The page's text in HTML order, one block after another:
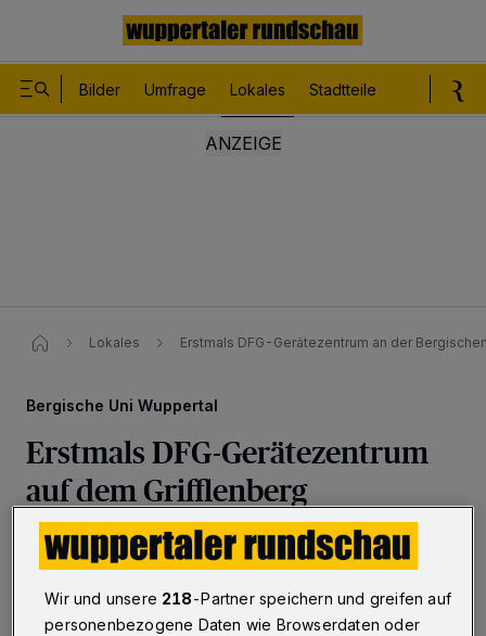
Bilder Umfrage Lokales Stadtteile
Lokales Erstmals DFG-Gerätezentrum an der
Bergische Uni Wuppertal
Erstmals DFG-Gerätezentrum
auf dem Grifflenberg
Wuppertal ·Zur Erforschung des neuen
Mobilfunkstandards 6G können Wissenschaftlerinnen
und Wissenschaftler der Bergischen Universität
Wuppertal nun auf neue Großgeräte zurückgreifen.
Wir und unsere 218-Partner speichern und greifen auf
personenbezogene Daten wie Browserdaten oder